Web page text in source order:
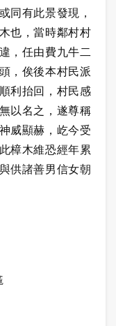
同有此景發現，
也，當時鄰村村
，任由費九牛二
，俟後本村民派
利抬回，村民感
以名之，遂尊稱
威顯赫，屹今受
樟木維恐經年累
供諸善男信女朝